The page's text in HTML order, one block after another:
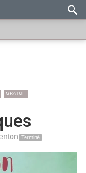
GRATUIT
Terminé